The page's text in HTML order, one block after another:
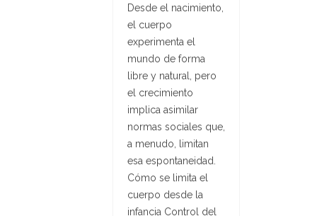
Desde el nacimiento,
el cuerpo
experimenta el
mundo de forma
libre y natural, pero
el crecimiento
implica asimilar
normas sociales que,
a menudo, limitan
esa espontaneidad.
Cómo se limita el
cuerpo desde la
infancia Control del